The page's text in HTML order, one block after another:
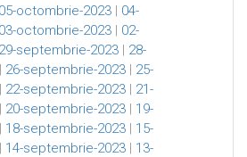
05-octombrie-2023 | 04-
03-octombrie-2023 | 02-
29-septembrie-2023 | 28-
| 26-septembrie-2023 | 25-
| 22-septembrie-2023 | 21-
| 20-septembrie-2023 | 19-
| 18-septembrie-2023 | 15-
| 14-septembrie-2023 | 13-